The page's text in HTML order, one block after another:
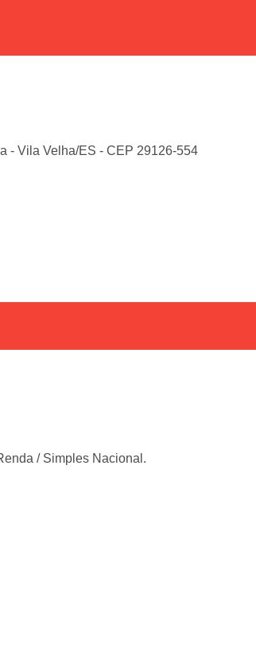
- Vila Velha/ES - CEP 29126-554
/ Simples Nacional.